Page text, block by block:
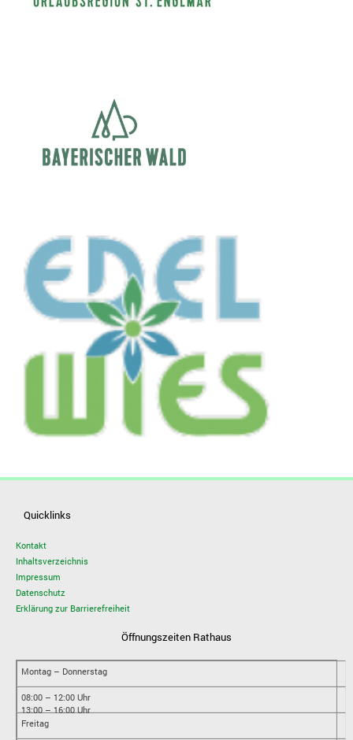
Quicklinks
Kontakt
Inhaltsverzeichnis
Impressum
Datenschutz
Erklärung zur Barrierefreiheit
Öffnungszeiten Rathaus
Montag – Donnerstag
08:00 – 12:00 Uhr
13:00 – 16:00 Uhr
Freitag